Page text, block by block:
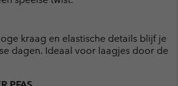
kraag en elastische details blijf je
dagen. Ideaal voor laagjes door de